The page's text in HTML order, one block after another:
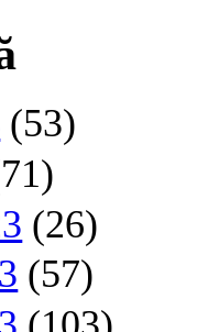
(53)
(26)
(57)